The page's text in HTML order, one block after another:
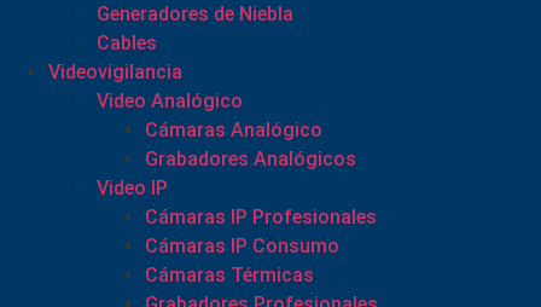
Generadores de Niebla
Cables
Videovigilancia
Video Analógico
Cámaras Analógico
Grabadores Analógicos
Video IP
Cámaras IP Profesionales
Cámaras IP Consumo
Cámaras Térmicas